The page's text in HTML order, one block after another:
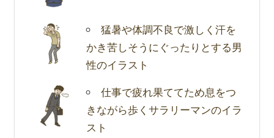
猛暑や体調不良で激しく汗を
かき苦しそうにぐったりとする男
性のイラスト
仕事で疲れ果ててため息をつ
きながら歩くサラリーマンのイラ
スト